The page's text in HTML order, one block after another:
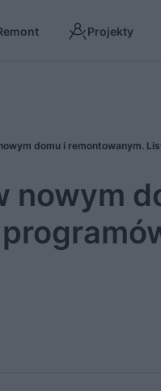
Projekty
domu i remontowanym.
nowym